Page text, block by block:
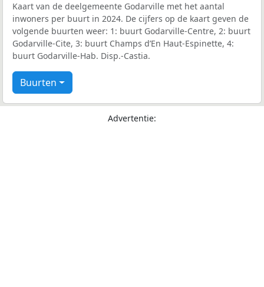
Kaart van de deelgemeente Godarville met het aantal
inwoners per buurt in 2024. De cijfers op de kaart geven de
volgende buurten weer: 1: buurt Godarville-Centre, 2: buurt
Godarville-Cite, 3: buurt Champs d’En Haut-Espinette, 4:
buurt Godarville-Hab. Disp.-Castia.
Buurten
Advertentie: